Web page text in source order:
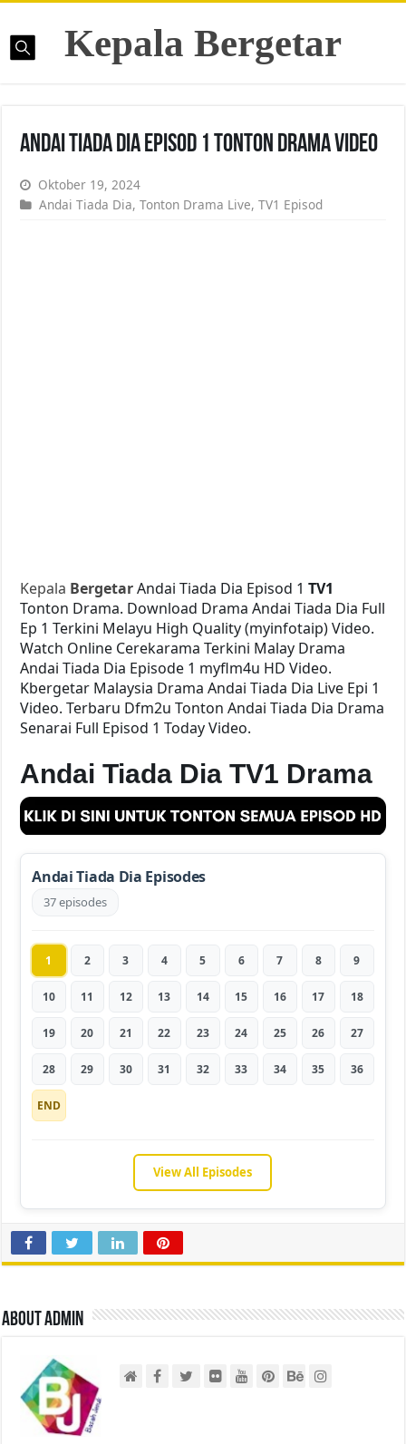
Kepala Bergetar
Andai Tiada Dia Episod 1 Tonton Drama Video
Oktober 19, 2024
Andai Tiada Dia,Tonton Drama Live,TV1 Episod
Kepala BergetarAndai Tiada Dia Episod 1TV1
Tonton Drama. Download Drama Andai Tiada Dia Full
Ep 1 Terkini Melayu High Quality (myinfotaip) Video.
Watch Online Cerekarama Terkini Malay Drama
Andai Tiada Dia Episode 1 myflm4u HD Video.
Kbergetar Malaysia Drama Andai Tiada Dia Live Epi 1
Video. Terbaru Dfm2u Tonton Andai Tiada Dia Drama
Senarai Full Episod 1 Today Video.
Andai Tiada Dia TV1 Drama
Andai Tiada Dia Episodes
37 episodes
1 2 3 4 5 6 7 8 9
10 11 12 13 14 15 16 17 18
19 20 21 22 23 24 25 26 27
28 29 30 31 32 33 34 35 36
END
View All Episodes
About admin